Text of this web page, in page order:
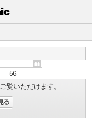
56
覧いただけます。